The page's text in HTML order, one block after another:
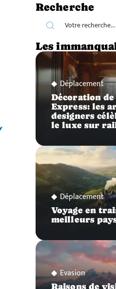
Recherche
Les
Déplacement
Décoration de
Express: les
designers
le luxe sur
Déplacement
Voyage en
meilleurs
Evasion
Raisons de